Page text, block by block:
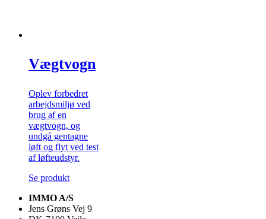
Vægtvogn
Oplev forbedret
arbejdsmiljø ved
brug af en
vægtvogn, og
undgå gentagne
løft og flyt ved test
af løfteudstyr.
Se produkt
IMMO A/S
Jens Grøns Vej 9